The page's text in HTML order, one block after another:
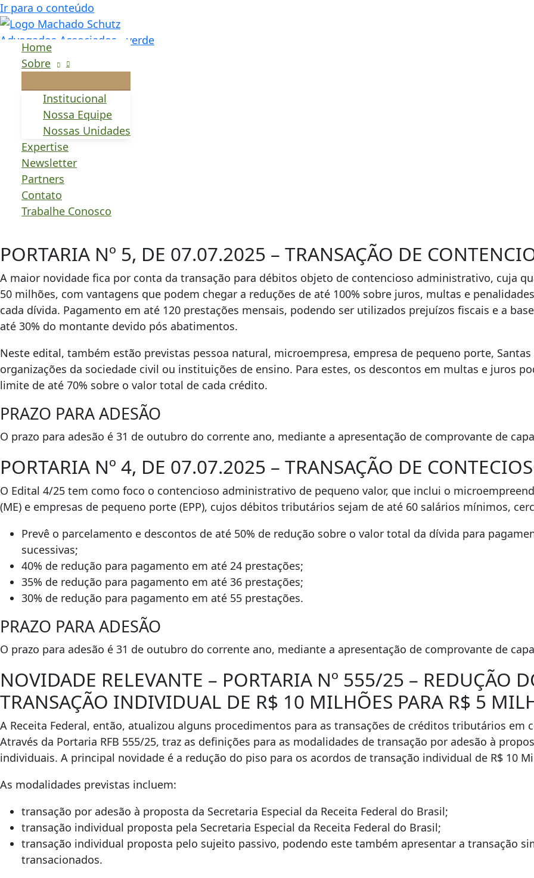
Ir para o conteúdo
Home
Sobre
Institucional
Nossa Equipe
Nossas Unidades
Expertise
Newsletter
Partners
Contato
Trabalhe Conosco
Receita Federal reduz piso e amplia
transações
A Receita Federal publicou, em 7 de julho de 2025, portarias que atualizam e ampliam significativamente
tributária no contencioso administrativo fiscal.
As mudanças envolvem a edição de dois novos editais de transação por adesão e a publicação da
critérios para transações individuais.
Entre as principais novidades, está a redução do piso para transações individuais de R$10 milhões para
PORTARIA Nº 5, DE 07.07.2025 – TRANSAÇÃO DE
A maior novidade fica por conta da transação para débitos objeto de contencioso administrativo, cuja
50 milhões, com vantagens que podem chegar a reduções de até 100% sobre juros, multas e
cada dívida. Pagamento em até 120 prestações mensais, podendo ser utilizados prejuízos fiscais e a
até 30% do montante devido pós abatimentos.
Neste edital, também estão previstas pessoa natural, microempresa, empresa de pequeno porte,
organizações da sociedade civil ou instituições de ensino. Para estes, os descontos em multas e juros
limite de até 70% sobre o valor total de cada crédito.
PRAZO PARA ADESÃO
O prazo para adesão é 31 de outubro do corrente ano, mediante a apresentação de comprovante de
PORTARIA Nº 4, DE 07.07.2025 – TRANSAÇÃO DE
O Edital 4/25 tem como foco o contencioso administrativo de pequeno valor, que inclui o
(ME) e empresas de pequeno porte (EPP), cujos débitos tributários sejam de até 60 salários mínimos,
Prevê o parcelamento e descontos de até 50% de redução sobre o valor total da dívida para
sucessivas;
40% de redução para pagamento em até 24 prestações;
35% de redução para pagamento em até 36 prestações;
30% de redução para pagamento em até 55 prestações.
PRAZO PARA ADESÃO
O prazo para adesão é 31 de outubro do corrente ano, mediante a apresentação de comprovante de
NOVIDADE RELEVANTE – PORTARIA Nº 555/25 – REDUÇÃO
TRANSAÇÃO INDIVIDUAL DE R$ 10 MILHÕES PARA R$ 5
A Receita Federal, então, atualizou alguns procedimentos para as transações de créditos tributários
Através da Portaria RFB 555/25, traz as definições para as modalidades de transação por adesão à
individuais. A principal novidade é a redução do piso para os acordos de transação individual de R$ 10
As modalidades previstas incluem:
transação por adesão à proposta da Secretaria Especial da Receita Federal do Brasil;
transação individual proposta pela Secretaria Especial da Receita Federal do Brasil;
transação individual proposta pelo sujeito passivo, podendo este também apresentar a transação
transacionados.